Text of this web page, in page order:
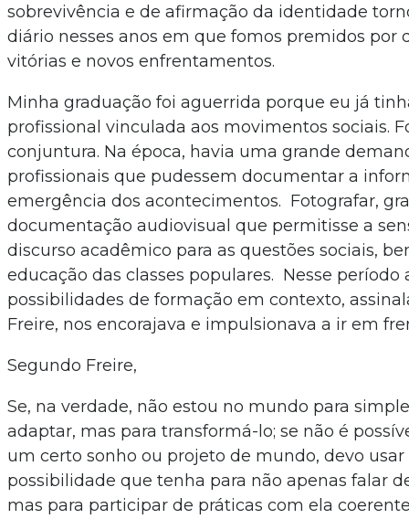
sobrevivência e de afirmação da identidade
diário nesses anos em que fomos premidos por
vitórias e novos enfrentamentos.
Minha graduação foi aguerrida porque eu já
profissional vinculada aos movimentos sociais.
conjuntura. Na época, havia uma grande
profissionais que pudessem documentar a
emergência dos acontecimentos. Fotografar,
documentação audiovisual que permitisse a
discurso acadêmico para as questões sociais,
educação das classes populares. Nesse período
possibilidades de formação em contexto,
Freire, nos encorajava e impulsionava a ir em
Segundo Freire,
Se, na verdade, não estou no mundo para
adaptar, mas para transformá-lo; se não é
um certo sonho ou projeto de mundo, devo
possibilidade que tenha para não apenas falar
mas para participar de práticas com ela coerente